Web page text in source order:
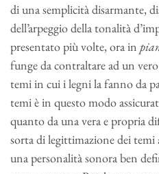
di una semplicità disarmante,
dell’arpeggio della tonalità
presentato più volte, ora in
funge da contraltare ad un
temi in cui i legni la fanno da
temi è in questo modo
quanto da una vera e propria
sorta di legittimazione dei temi
una personalità sonora ben